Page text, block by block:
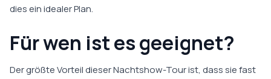
dies ein idealer Plan.
Für wen ist es geeignet?
Der größte Vorteil dieser Nachtshow-Tour ist, dass sie fast